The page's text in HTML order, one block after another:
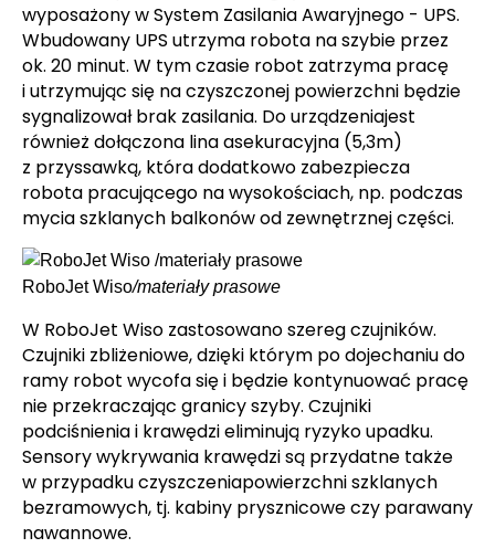
wyposażony w System Zasilania Awaryjnego - UPS.
Wbudowany UPS utrzyma robota na szybie przez
ok. 20 minut. W tym czasie robot zatrzyma pracę
i utrzymując się na czyszczonej powierzchni będzie
sygnalizował brak zasilania. Dourządzeniajest
również dołączona lina asekuracyjna (5,3m)
z przyssawką, która dodatkowo zabezpiecza
robota pracującego na wysokościach, np. podczas
mycia szklanych balkonów od zewnętrznej części.
RoboJet Wiso/materiały prasowe
W RoboJet Wiso zastosowano szereg czujników.
Czujniki zbliżeniowe, dzięki którym po dojechaniu do
ramy robot wycofa się i będzie kontynuować pracę
nie przekraczając granicy szyby. Czujniki
podciśnienia i krawędzi eliminują ryzyko upadku.
Sensory wykrywania krawędzi są przydatne także
w przypadkuczyszczeniapowierzchni szklanych
bezramowych, tj. kabiny prysznicowe czy parawany
nawannowe.